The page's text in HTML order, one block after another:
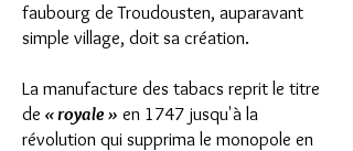
faubourg de Troudousten, auparavant
simple village, doit sa création.
La manufacture des tabacs reprit le titre
de « royale » en 1747 jusqu'à la
révolution qui supprima le monopole en